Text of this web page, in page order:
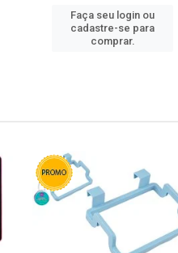
Faça seu login ou
cadastre-se para
comprar.